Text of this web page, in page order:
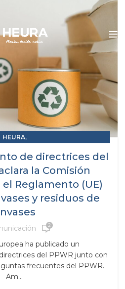
HEURA,
SCRAPSde directrices del
la Comisión
Reglamento (UE)
y residuos de
2
ha publicado un
del PPWR junto con
frecuentes del PPWR.
Am...